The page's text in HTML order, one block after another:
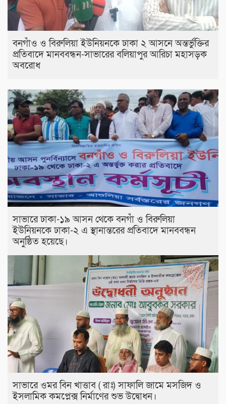
বনগাঁও ও বিরুলিয়া ইউনিয়নকে ঢাকা ২ আসনে অন্তর্ভুক্তির
প্রতিবাদে মানববন্ধন-সাভারের বলিয়াপুর আরিচা মহাসড়ক
অবরোধ
সাভারে ঢাকা-১৯ আসন থেকে বনগাঁ ও বিরুলিয়া
ইউনিয়নকে ঢাকা-২ এ স্থানান্তরের প্রতিবাদে মানববন্ধন
অনুষ্ঠিত হয়েছে।
সাভারে ওমর বিন খাত্তাব ( রাঃ) সাফালি জামে মসজিদ ও
ইসলামিক কমপ্লেক্স নির্মাণের শুভ উদ্বোধন।